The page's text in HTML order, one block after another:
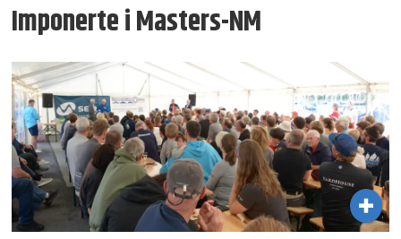
Imponerte i Masters-NM